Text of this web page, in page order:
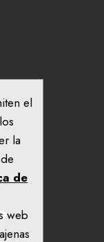
el
la
de
web